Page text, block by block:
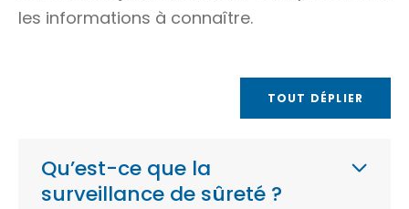
les informations à connaître.
TOUT DÉPLIER
Qu’est-ce que la
surveillance de sûreté ?